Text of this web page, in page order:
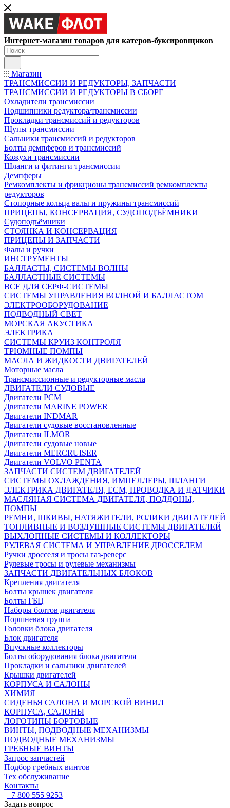
Интернет-магазин товаров для катеров-буксировщиков
Магазин
ТРАНСМИССИИ И РЕДУКТОРЫ, ЗАПЧАСТИ
ТРАНСМИССИИ И РЕДУКТОРЫ В СБОРЕ
Охладители трансмиссии
Подшипники редуктора/трансмиссии
Прокладки трансмиссий и редукторов
Щупы трансмиссии
Сальники трансмиссий и редукторов
Болты демпферов и трансмиссий
Кожухи трансмиссии
Шланги и фитинги трансмиссии
Демпферы
Ремкомплекты и фрикционы трансмиссий ремкомплекты
редукторов
Стопорные кольца валы и пружины трансмиссий
ПРИЦЕПЫ, КОНСЕРВАЦИЯ, СУДОПОДЪЁМНИКИ
Судоподъёмники
СТОЯНКА И КОНСЕРВАЦИЯ
ПРИЦЕПЫ И ЗАПЧАСТИ
Фалы и ручки
ИНСТРУМЕНТЫ
БАЛЛАСТЫ, СИСТЕМЫ ВОЛНЫ
БАЛЛАСТНЫЕ СИСТЕМЫ
ВСЕ ДЛЯ СЕРФ-СИСТЕМЫ
СИСТЕМЫ УПРАВЛЕНИЯ ВОЛНОЙ И БАЛЛАСТОМ
ЭЛЕКТРООБОРУДОВАНИЕ
ПОДВОДНЫЙ СВЕТ
МОРСКАЯ АКУСТИКА
ЭЛЕКТРИКА
СИСТЕМЫ КРУИЗ КОНТРОЛЯ
ТРЮМНЫЕ ПОМПЫ
МАСЛА И ЖИДКОСТИ ДВИГАТЕЛЕЙ
Моторные масла
Трансмиссионные и редукторные масла
ДВИГАТЕЛИ СУДОВЫЕ
Двигатели PCM
Двигатели MARINE POWER
Двигатели INDMAR
Двигатели судовые восстановленные
Двигатели ILMOR
Двигатели судовые новые
Двигатели MERCRUISER
Двигатели VOLVO PENTA
ЗАПЧАСТИ СИСТЕМ ДВИГАТЕЛЕЙ
СИСТЕМЫ ОХЛАЖДЕНИЯ, ИМПЕЛЛЕРЫ, ШЛАНГИ
ЭЛЕКТРИКА ДВИГАТЕЛЯ, ECM, ПРОВОДКА И ДАТЧИКИ
МАСЛЯНАЯ СИСТЕМА ДВИГАТЕЛЯ, ПОДДОНЫ,
ПОМПЫ
РЕМНИ, ШКИВЫ, НАТЯЖИТЕЛИ, РОЛИКИ ДВИГАТЕЛЕЙ
ТОПЛИВНЫЕ И ВОЗДУШНЫЕ СИСТЕМЫ ДВИГАТЕЛЕЙ
ВЫХЛОПНЫЕ СИСТЕМЫ И КОЛЛЕКТОРЫ
РУЛЕВАЯ СИСТЕМА И УПРАВЛЕНИЕ ДРОССЕЛЕМ
Ручки дросселя и тросы газ-реверс
Рулевые тросы и рулевые механизмы
ЗАПЧАСТИ ДВИГАТЕЛЬНЫХ БЛОКОВ
Крепления двигателя
Болты крышек двигателя
Болты ГБЦ
Наборы болтов двигателя
Поршневая группа
Головки блока двигателя
Блок двигателя
Впускные коллекторы
Болты оборудования блока двигателя
Прокладки и сальники двигателей
Крышки двигателей
КОРПУСА И САЛОНЫ
ХИМИЯ
СИДЕНЬЯ САЛОНА И МОРСКОЙ ВИНИЛ
КОРПУСА, САЛОНЫ
ЛОГОТИПЫ БОРТОВЫЕ
ВИНТЫ, ПОДВОДНЫЕ МЕХАНИЗМЫ
ПОДВОДНЫЕ МЕХАНИЗМЫ
ГРЕБНЫЕ ВИНТЫ
Запрос запчастей
Подбор гребных винтов
Тех обслуживание
Контакты
+7 800 555 9253
Задать вопрос